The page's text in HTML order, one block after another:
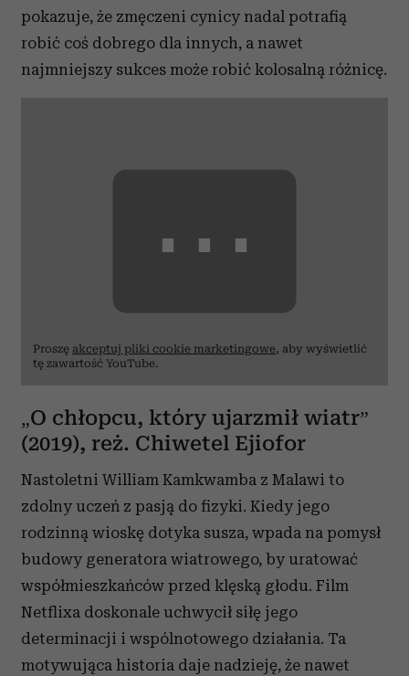
Wykorzystujemy pliki cookie do spersonalizowania treści
i reklam, aby oferować funkcje społecznościowe i
korzystasz z naszej witryny, udostępniamy partnerom
korzystania z ich usług.
pokazuje, że zmęczeni cynicy nadal potrafią
robić coś dobrego dla innych, a nawet
najmniejszy sukces może robić kolosalną różnicę.
⋯
Proszę akceptuj pliki cookie marketingowe, aby wyświetlić
tę zawartość YouTube.
„O chłopcu, który ujarzmił wiatr”
(2019), reż. Chiwetel Ejiofor
Nastoletni William Kamkwamba z Malawi to
zdolny uczeń z pasją do fizyki. Kiedy jego
rodzinną wioskę dotyka susza, wpada na pomysł
budowy generatora wiatrowego, by uratować
współmieszkańców przed klęską głodu. Film
Netflixa doskonale uchwycił siłę jego
determinacji i wspólnotowego działania. Ta
motywująca historia daje nadzieję, że nawet